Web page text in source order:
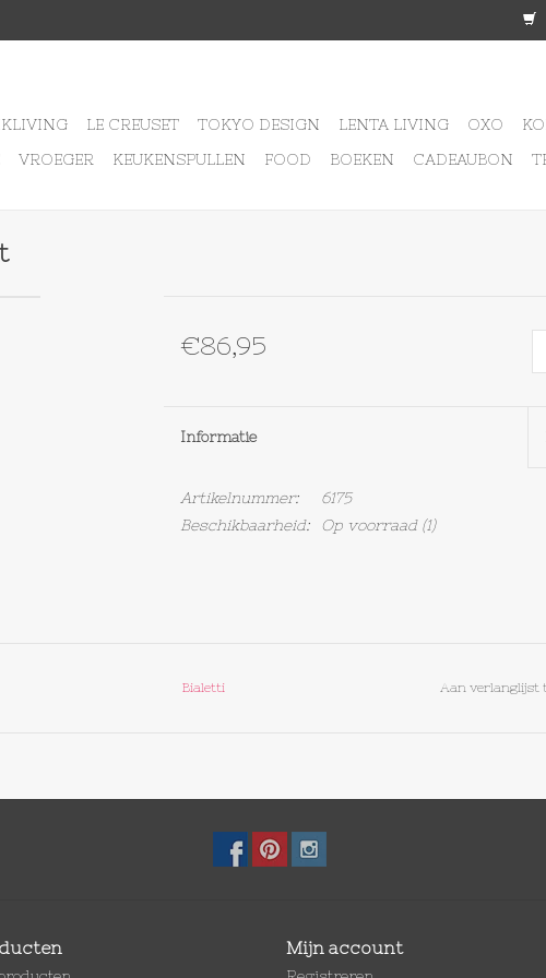
LE CREUSET TOKYO DESIGN LENTA LIVING OXO
VROEGER KEUKENSPULLEN FOOD BOEKEN CADEAUBON
€86,95
Informatie
Artikelnummer:
6175
Beschikbaarheid:
Op voorraad(1)
Bialetti Aan verlanglijst
Mijn account